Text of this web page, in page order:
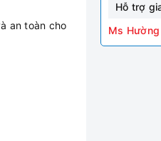
an toàn cho
Hỗ trợ
Ms